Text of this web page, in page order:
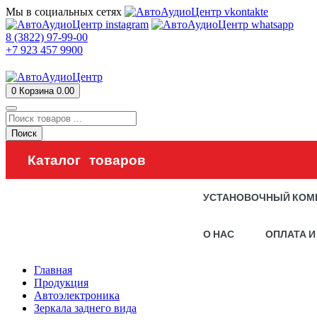
Мы в социальных сетях
8 (3822) 97-99-00
+7 923 457 9900
0 Корзина 0.00
Поиск
Каталог товаров
УСТАНОВОЧНЫЙ
О НАС ОПЛАТА
Главная
Продукция
Автоэлектроника
Зеркала заднего вида